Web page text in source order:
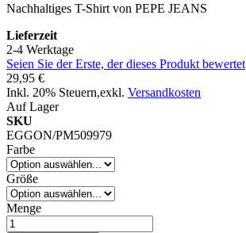
Nachhaltiges T-Shirt von PEPE JEANS
Lieferzeit
2-4 Werktage
Seien Sie der Erste, der dieses Produkt bewertet
29,95 €
Inkl. 20% Steuern,exkl. Versandkosten
Auf Lager
SKU
EGGON/PM509979
Farbe
Größe
Menge